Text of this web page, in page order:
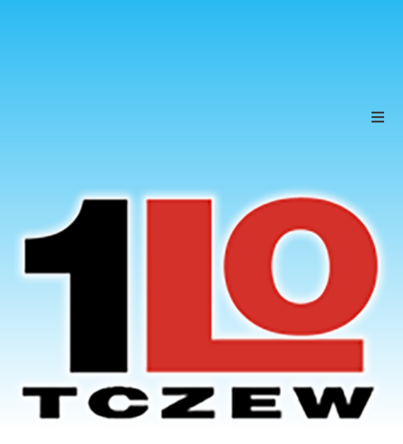
Uczniowie